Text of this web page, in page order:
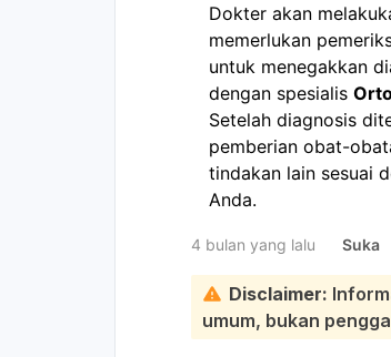
Dokter akan
memerlukan
untuk menegakkan
dengan spesialis
Setelah diagnosis
pemberian obat-
tindakan lain sesuai
Anda.
4 bulan yang lalu Suka
Disclaimer:
umum, bukan